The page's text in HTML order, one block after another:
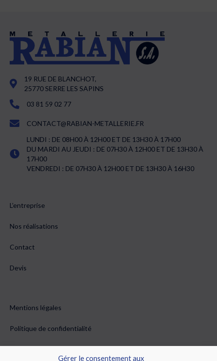
Gérer le consentement aux
19 RUE DE BLANCHOT,
25770 SERRE LES SAPINS
03 81 59 02 77
CONTACT@RABIAN-METALLERIE.FR
LUNDI : DE 08H00 À 12H00 ET DE 13H30 À 17H00
DU MARDI AU JEUDI : DE 07H30 À 12H00 ET DE 13H30 À
17H00
VENDREDI : DE 07H30 À 12H00 ET DE 13H30 À 16H30
L’entreprise
Nos réalisations
Contact
Devis
Mentions légales
Politique de confidentialité